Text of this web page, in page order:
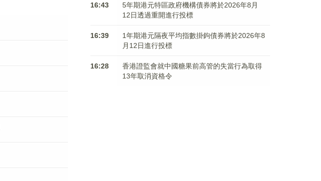
16:43
5年期港元特區政府機構債券將於2026年8月
12日透過重開進行投標
16:39
1年期港元隔夜平均指數掛鉤債券將於2026年8
月12日進行投標
16:28
香港證監會就中國糖果前高管的失當行為取得
13年取消資格令